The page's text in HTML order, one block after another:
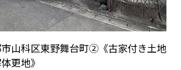
山科区東野舞台町②《古家付き土地
更地》